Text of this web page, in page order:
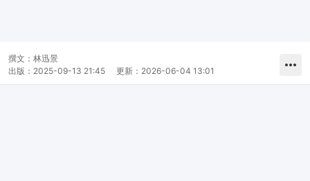
撰文： 林迅景
出版： 2025-09-13 21:45 更新： 2026-06-04 13:01